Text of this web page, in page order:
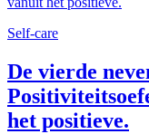
Self-care
De vierde
het positieve.